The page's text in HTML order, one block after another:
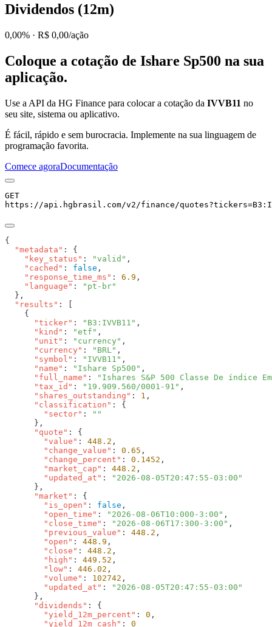
Dividendos (12m)
0,00% · R$ 0,00/ação
Coloque a cotação de Ishare Sp500 na sua
aplicação.
Use a API da HG Finance para colocar a cotação da IVVB11 no
seu site, sistema ou aplicativo.
É fácil, rápido e sem burocracia. Implemente na sua linguagem de
programação favorita.
Comece agoraDocumentação
GET
https://api.hgbrasil.com/v2/finance/quotes?tickers=
  "metadata"
    "key_status"
: "valid"
    "cached"
: false
    "response_time_ms"
: 6.9
    "language"
:
  "results"
      "ticker"
: "B3:IVVB11"
      "kind"
: "etf"
      "unit"
: "currency"
      "currency"
: "BRL"
      "symbol"
: "IVVB11"
      "name"
: "Ishare Sp500"
      "full_name"
:
"Ishares S&P 500 Classe De índice
      "tax_id"
: "19.909.560/0001-91"
      "shares_outstanding"
: 1
      "classification"
        "sector"
:
      "quote"
        "value"
: 448.2
        "change_value"
: 0.65
        "change_percent"
: 0.1452
        "market_cap"
: 448.2
        "updated_at"
:
      "market"
        "is_open"
: false
        "open_time"
: "2026-08-06T10:000-3:00"
        "close_time"
: "2026-08-06T17:300-3:00"
        "previous_value"
: 448.2
        "open"
: 448.9
        "close"
: 448.2
        "high"
: 449.52
        "low"
: 446.02
        "volume"
: 102742
        "updated_at"
:
      "dividends"
        "yield_12m_percent"
: 0
        "yield_12m_cash"
: